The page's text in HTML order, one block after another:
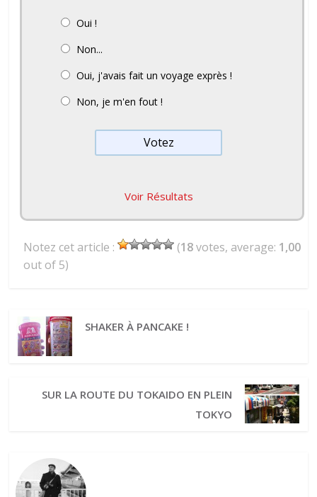
Oui !
Non...
Oui, j'avais fait un voyage exprès !
Non, je m'en fout !
Voir Résultats
Notez cet article : (18votes, average: 1,00
out of 5)
SHAKER À PANCAKE !
SUR LA ROUTE DU TOKAIDO EN PLEIN
TOKYO